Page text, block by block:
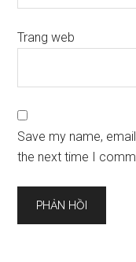
Trang web
Save my name,
the next time I